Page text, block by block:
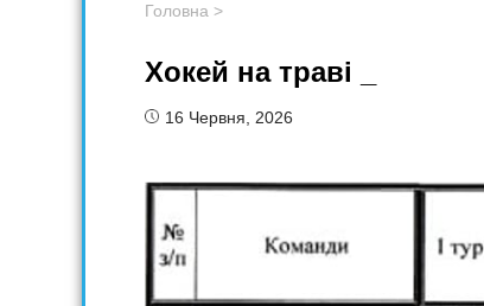
Головна >
Хокей на траві _
16 Червня, 2026